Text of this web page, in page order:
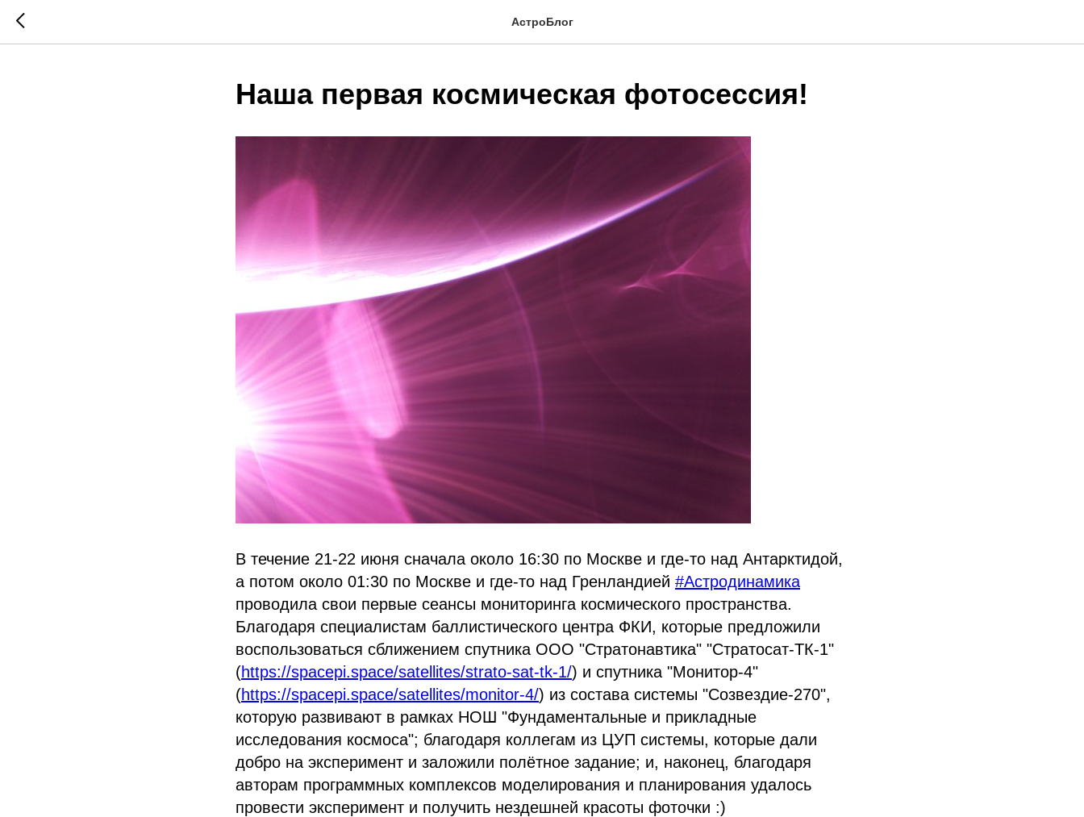
АстроБлог
Наша первая космическая фотосессия!
В течение 21-22 июня сначала около 16:30 по Москве и где-то над Антарктидой,
а потом около 01:30 по Москве и где-то над Гренландией #Астродинамика
проводила свои первые сеансы мониторинга космического пространства.
Благодаря специалистам баллистического центра ФКИ, которые предложили
воспользоваться сближением спутника ООО "Стратонавтика" "Стратосат-ТК-1"
(https://spacepi.space/satellites/strato-sat-tk-1/) и спутника "Монитор-4"
(https://spacepi.space/satellites/monitor-4/) из состава системы "Созвездие-270",
которую развивают в рамках НОШ "Фундаментальные и прикладные
исследования космоса"; благодаря коллегам из ЦУП системы, которые дали
добро на эксперимент и заложили полётное задание; и, наконец, благодаря
авторам программных комплексов моделирования и планирования удалось
провести эксперимент и получить нездешней красоты фоточки :)